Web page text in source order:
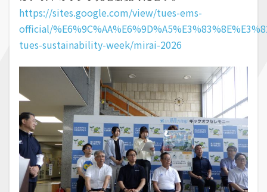
https://sites.google.com/view/tues-ems-
official/
tues-sustainability-week/mirai-2026